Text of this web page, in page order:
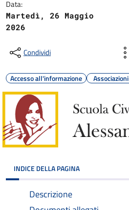
Data:
Martedì, 26 Maggio
2026
Condividi
Accesso all'informazione Associazioni
INDICE DELLA PAGINA
Descrizione